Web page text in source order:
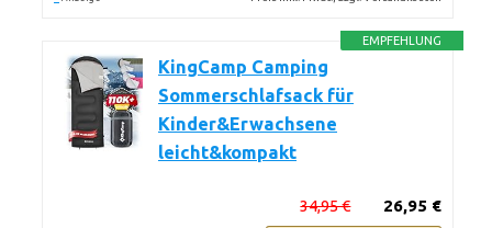
EMPFEHLUNG
KingCamp Camping
Sommerschlafsack für
Kinder&Erwachsene
leicht&kompakt
26,95 €
34,95 €